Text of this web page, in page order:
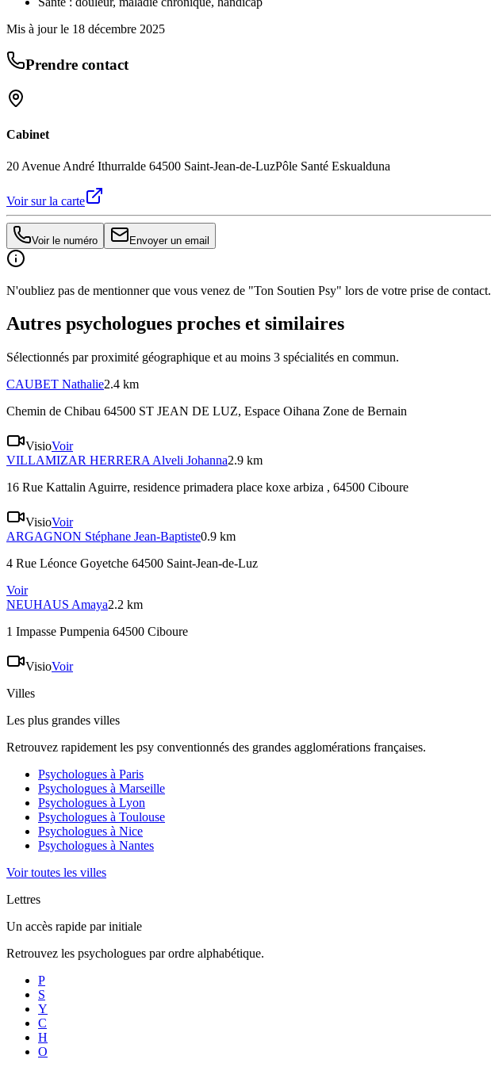
Mis à jour le 18 décembre 2025
Prendre contact
Cabinet
20 Avenue André Ithurralde 64500 Saint-Jean-de-LuzPôle Santé Eskualduna
Voir sur la carte
Voir le numéro Envoyer un email
N'oubliez pas de mentionner que vous venez de "Ton Soutien Psy" lors de votre prise de contact.
Autres psychologues proches et similaires
Sélectionnés par proximité géographique et au moins 3 spécialités en commun.
CAUBET Nathalie2.4 km
Chemin de Chibau 64500 ST JEAN DE LUZ, Espace Oihana Zone de Bernain
VisioVoir
VILLAMIZAR HERRERA Alveli Johanna2.9 km
16 Rue Kattalin Aguirre, residence primadera place koxe arbiza , 64500 Ciboure
VisioVoir
ARGAGNON Stéphane Jean-Baptiste0.9 km
4 Rue Léonce Goyetche 64500 Saint-Jean-de-Luz
Voir
NEUHAUS Amaya2.2 km
1 Impasse Pumpenia 64500 Ciboure
VisioVoir
Villes
Les plus grandes villes
Retrouvez rapidement les psy conventionnés des grandes agglomérations françaises.
Psychologues à Paris
Psychologues à Marseille
Psychologues à Lyon
Psychologues à Toulouse
Psychologues à Nice
Psychologues à Nantes
Voir toutes les villes
Lettres
Un accès rapide par initiale
Retrouvez les psychologues par ordre alphabétique.
P
S
Y
C
H
O